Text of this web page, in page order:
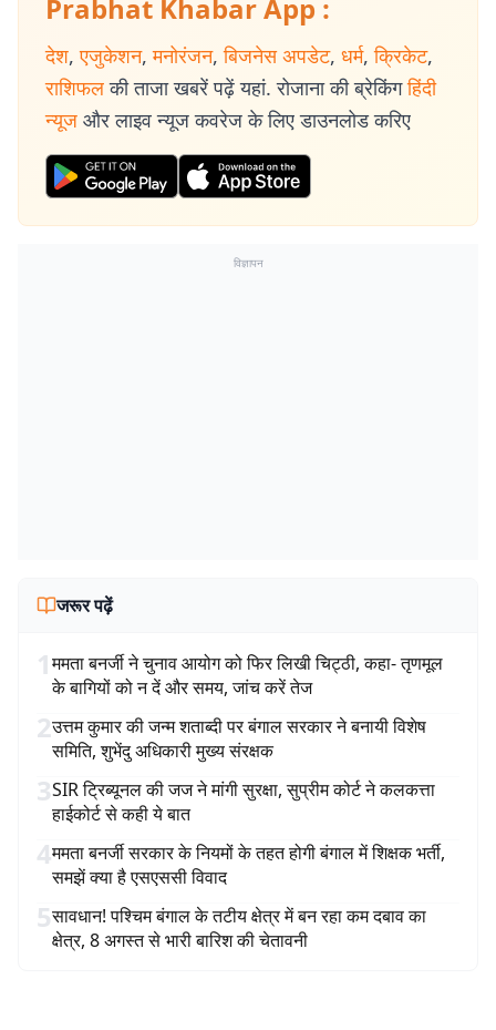
Prabhat Khabar App :
देश, एजुकेशन, मनोरंजन, बिजनेस अपडेट, धर्म, क्रिकेट,
राशिफल की ताजा खबरें पढ़ें यहां. रोजाना की ब्रेकिंग हिंदी
न्यूज और लाइव न्यूज कवरेज के लिए डाउनलोड करिए
विज्ञापन
जरूर पढ़ें
1ममता बनर्जी ने चुनाव आयोग को फिर लिखी चिट्ठी, कहा- तृणमूल
के बागियों को न दें और समय, जांच करें तेज
2उत्तम कुमार की जन्म शताब्दी पर बंगाल सरकार ने बनायी विशेष
समिति, शुभेंदु अधिकारी मुख्य संरक्षक
3SIR ट्रिब्यूनल की जज ने मांगी सुरक्षा, सुप्रीम कोर्ट ने कलकत्ता
हाईकोर्ट से कही ये बात
4ममता बनर्जी सरकार के नियमों के तहत होगी बंगाल में शिक्षक भर्ती,
समझें क्या है एसएससी विवाद
5सावधान! पश्चिम बंगाल के तटीय क्षेत्र में बन रहा कम दबाव का
क्षेत्र, 8 अगस्त से भारी बारिश की चेतावनी